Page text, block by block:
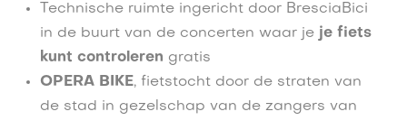
Technische ruimte ingericht door BresciaBici
in de buurt van de concerten waar je je fiets
kunt controleren gratis
OPERA BIKE, fietstocht door de straten van
de stad in gezelschap van de zangers van